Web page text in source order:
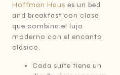
Hoffman Haus es un bed
and breakfast con clase
que combina el lujo
moderno con el encanto
clásico.
Cada suite tiene un